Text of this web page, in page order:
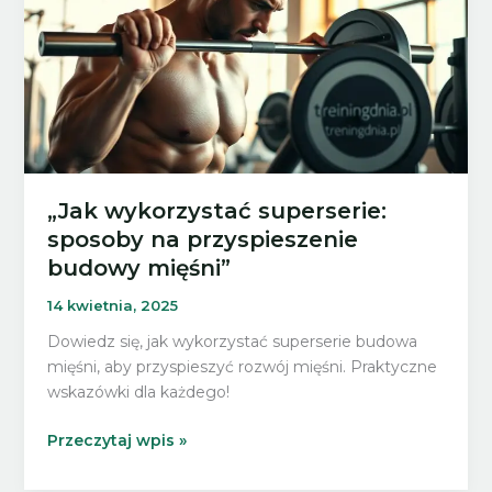
„Jak wykorzystać superserie:
sposoby na przyspieszenie
budowy mięśni”
14 kwietnia, 2025
Dowiedz się, jak wykorzystać superserie budowa
mięśni, aby przyspieszyć rozwój mięśni. Praktyczne
wskazówki dla każdego!
„Jak
Przeczytaj wpis »